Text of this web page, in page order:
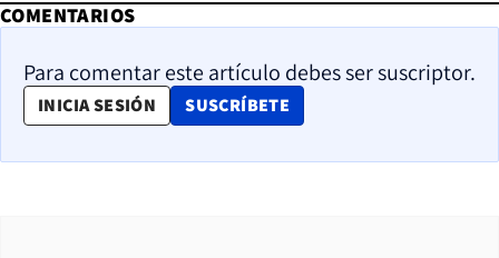
COMENTARIOS
Para comentar este artículo debes ser suscriptor.
INICIA SESIÓN SUSCRÍBETE
OPENS IN NEW WINDOW